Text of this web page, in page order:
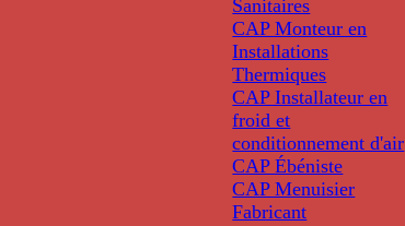
Sanitaires
CAP Monteur en
Installations
Thermiques
CAP Installateur en
froid et
conditionnement d'air
CAP Ébéniste
CAP Menuisier
Fabricant